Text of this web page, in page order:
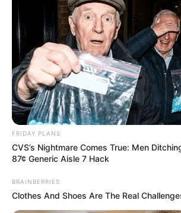
Θλίψη για γυναίκα από το
στην Εύβοια που έφυγε
ζωή
AI TAKEAWAYS
•Βαρύ πένθος στους Ζάρακες
FRIDAY PLANS
CVS’s Nightmare Comes True: Men
87¢ Generic Aisle 7 Hack
BRAINBERRIES
Clothes And Shoes Are The Real